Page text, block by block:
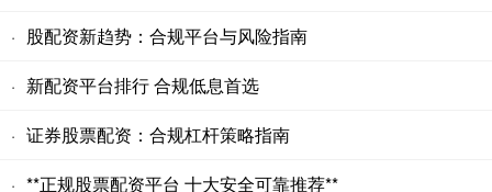
· 股配资新趋势：合规平台与风险指南
· 新配资平台排行 合规低息首选
· 证券股票配资：合规杠杆策略指南
· **正规股票配资平台 十大安全可靠推荐**